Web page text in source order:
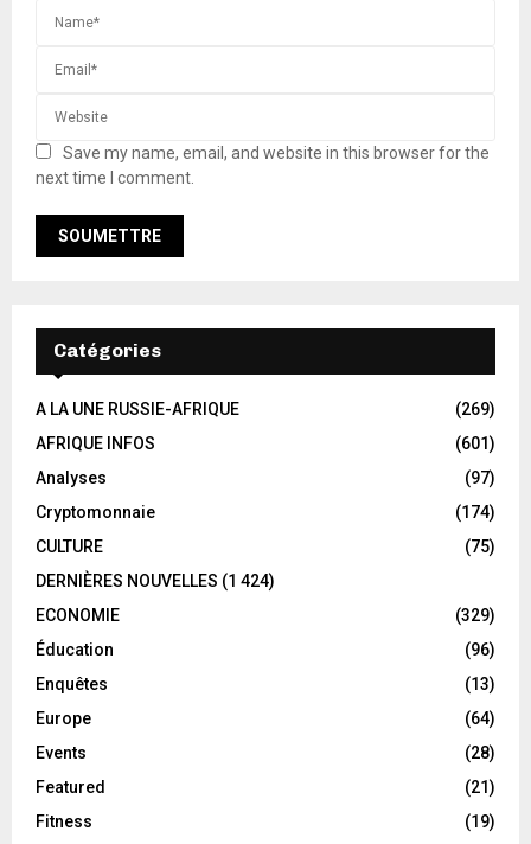
Save my name, email, and website in this browser for the
next time I comment.
Catégories
A LA UNE RUSSIE-AFRIQUE
(269)
AFRIQUE INFOS
(601)
Analyses
(97)
Cryptomonnaie
(174)
CULTURE
(75)
DERNIÈRES NOUVELLES (1 424)
ECONOMIE
(329)
Éducation
(96)
Enquêtes
(13)
Europe
(64)
Events
(28)
Featured
(21)
Fitness
(19)